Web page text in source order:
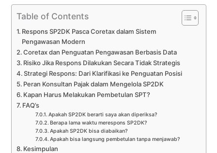
Table of Contents
Respons SP2DK Pasca Coretax dalam Sistem
Pengawasan Modern
Coretax dan Penguatan Pengawasan Berbasis Data
Risiko Jika Respons Dilakukan Secara Tidak Strategis
Strategi Respons: Dari Klarifikasi ke Penguatan Posisi
Peran Konsultan Pajak dalam Mengelola SP2DK
Kapan Harus Melakukan Pembetulan SPT?
FAQ’s
Apakah SP2DK berarti saya akan diperiksa?
Berapa lama waktu merespons SP2DK?
Apakah SP2DK bisa diabaikan?
Apakah bisa langsung pembetulan tanpa menjawab?
Kesimpulan